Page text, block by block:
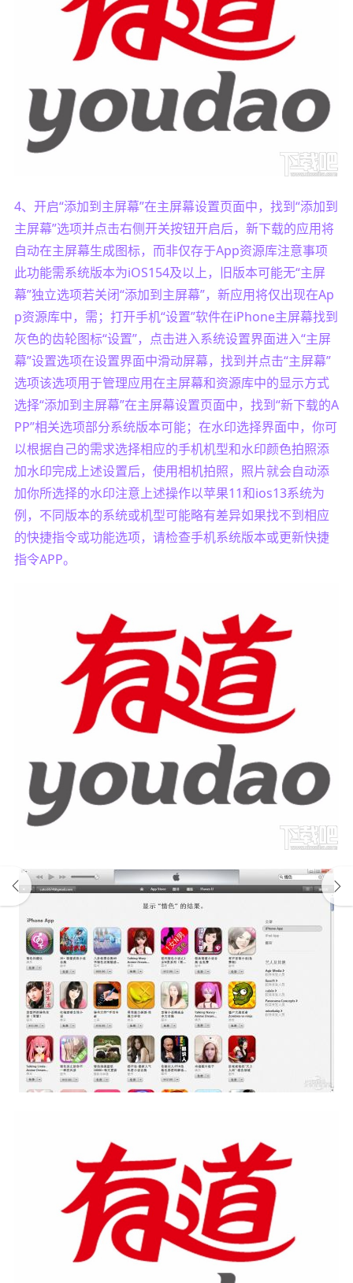
4、开启“添加到主屏幕”在主屏幕设置页面中，找到“添加到
主屏幕”选项并点击右侧开关按钮开启后，新下载的应用将
自动在主屏幕生成图标，而非仅存于App资源库注意事项
此功能需系统版本为iOS154及以上，旧版本可能无“主屏
幕”独立选项若关闭“添加到主屏幕”，新应用将仅出现在Ap
p资源库中，需；打开手机“设置”软件在iPhone主屏幕找到
灰色的齿轮图标“设置”，点击进入系统设置界面进入“主屏
幕”设置选项在设置界面中滑动屏幕，找到并点击“主屏幕”
选项该选项用于管理应用在主屏幕和资源库中的显示方式
选择“添加到主屏幕”在主屏幕设置页面中，找到“新下载的A
PP”相关选项部分系统版本可能；在水印选择界面中，你可
以根据自己的需求选择相应的手机机型和水印颜色拍照添
加水印完成上述设置后，使用相机拍照，照片就会自动添
加你所选择的水印注意上述操作以苹果11和ios13系统为
例，不同版本的系统或机型可能略有差异如果找不到相应
的快捷指令或功能选项，请检查手机系统版本或更新快捷
指令APP。